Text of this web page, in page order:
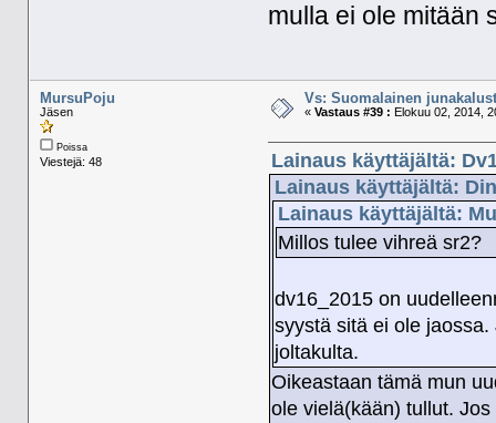
mulla ei ole mitään
MursuPoju
Jäsen
Poissa
Viestejä: 48
Vs: Suomalainen
« Vastaus #39 : Elokuu 02, 2014,
Lainaus käyttäjältä:
Lainaus käyttäjältä:
Lainaus käyttäjältä:
Millos tulee vihreä sr2?
dv16_2015 on
syystä sitä ei ole
joltakulta.
Oikeastaan tämä mun
ole vielä(kään) tullut.